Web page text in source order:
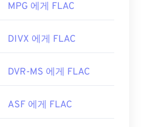
wiki/마트로스카
에서 "무료"라는 단어가
FLAC
MPG 에게 FLAC
DIVX 에게 FLAC
DVR-MS 에게 FLAC
ASF 에게 FLAC